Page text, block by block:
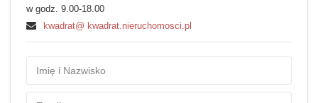
w godz. 9.00-18.00
kwadrat@ kwadrat.nieruchomosci.pl